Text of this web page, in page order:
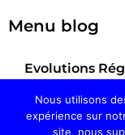
Menu blog
Evolutions
Actualités et
conduite
Nous utilisons
expérience sur
site, nous